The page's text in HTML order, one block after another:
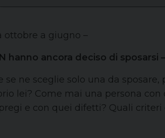
ottobre a giugno –
hanno ancora deciso di sposarsi –
se ne sceglie solo una da
lei? Come mai una persona
e con quei difetti? Quali